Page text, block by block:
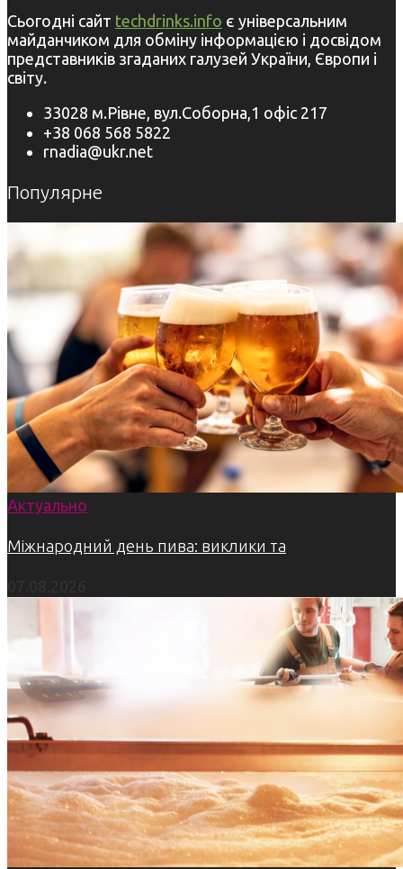
Сьогодні сайт techdrinks.info є універсальним
майданчиком для обміну інформацією і досвідом
представників згаданих галузей України, Європи і
світу.
33028 м.Рівне, вул.Соборна,1 офіс 217
+38 068 568 5822
rnadia@ukr.net
Популярне
Актуально
Міжнародний день пива: виклики та